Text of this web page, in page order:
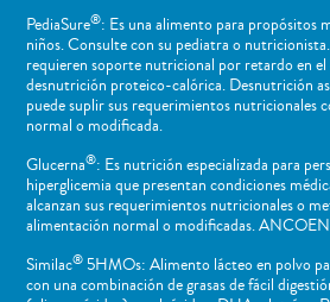
PediaSure®: Es una alimento para propósitos
niños​. Consulte con su pediatra o
requieren soporte nutricional por retardo en el
desnutrición proteico-calórica. Desnutrición
puede suplir sus requerimientos nutricionales
normal o ​modificada.
Glucerna®: Es nutrición especializada para
hiperglicemia que presentan condiciones
alcanzan sus requerimientos nutricionales o
alimentación normal o modificadas.
Similac®5HMOs: Alimento lácteo en polvo
con una combinación de grasas de fácil